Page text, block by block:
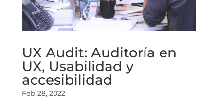
UX Audit: Auditoría en
UX, Usabilidad y
accesibilidad
Feb 28, 2022